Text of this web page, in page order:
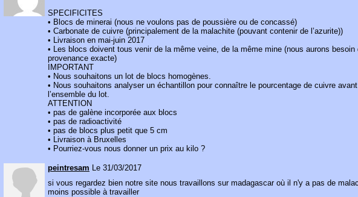
SPECIFICITES
• Blocs de minerai (nous ne voulons pas de poussière ou de concassé)
• Carbonate de cuivre (principalement de la malachite (pouvant contenir de l’azurite))
• Livraison en mai-juin 2017
• Les blocs doivent tous venir de la même veine, de la même mine (nous aurons besoin
provenance exacte)
IMPORTANT
• Nous souhaitons un lot de blocs homogènes.
• Nous souhaitons analyser un échantillon pour connaître le pourcentage de cuivre avant
l’ensemble du lot.
ATTENTION
• pas de galène incorporée aux blocs
• pas de radioactivité
• pas de blocs plus petit que 5 cm
• Livraison à Bruxelles
• Pourriez-vous nous donner un prix au kilo ?
peintresam
Le 31/03/2017
si vous regardez bien notre site nous travaillons sur madagascar où il n'y a pas de
moins possible à travailler